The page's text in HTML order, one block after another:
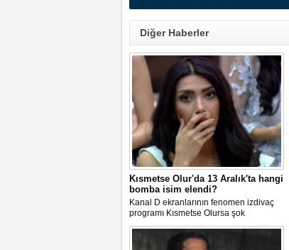
Diğer Haberler
Kısmetse Olur'da 13 Aralık'ta hangi
bomba isim elendi?
Kanal D ekranlarının fenomen izdivaç
programı Kısmetse Olursa şok
gelişmeler var.Hangi aday elendi
sorusu oldukça merak ediliyor.İşte